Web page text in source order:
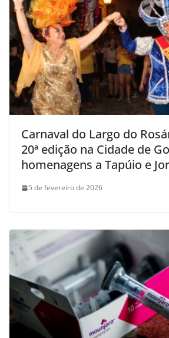
Carnaval do Largo do
20ª edição na Cidade de
homenagens a Tapúio e
5 de fevereiro de 2026